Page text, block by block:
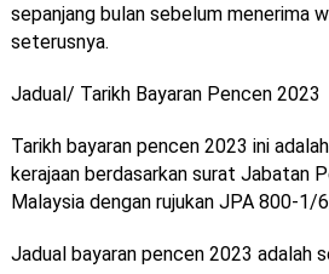
sepanjang bulan sebelum menerima
seterusnya.
Jadual/ Tarikh Bayaran Pencen 2023
Tarikh bayaran pencen 2023 ini
kerajaan berdasarkan surat Jabatan
Malaysia dengan rujukan JPA 800-1/
Jadual bayaran pencen 2023 adalah